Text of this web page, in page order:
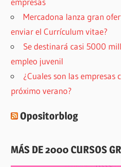
Mercadona lanza gran
enviar el Currículum vitae?
Se destinará casi 5000
empleo juvenil
¿Cuales son las empresas
próximo verano?
Opositorblog
MÁS DE 2000 CURSOS